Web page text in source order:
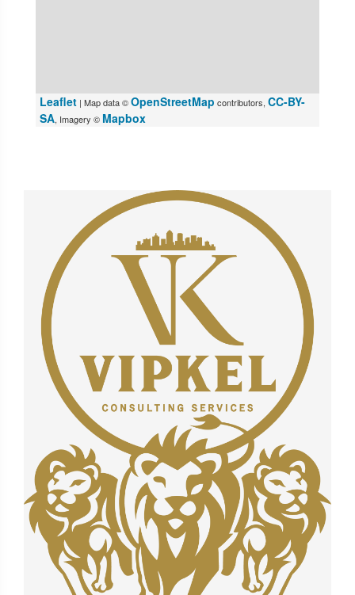
Leaflet | Map data ©OpenStreetMap contributors, CC-BY-
SA, Imagery © Mapbox